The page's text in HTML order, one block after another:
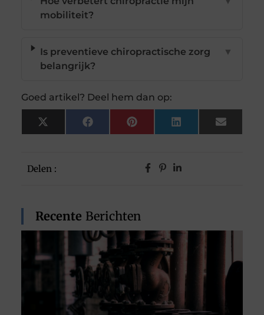
Delen :
Recente Berichten
mobiliteit?
Is preventieve chiropractische zorg
belangrijk?
▼
Goed artikel? Deel hem dan op:
X
(Twitter)
FacebookPinterestLinkedInEmail